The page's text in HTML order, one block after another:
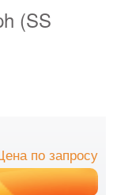
(SS
по запросу